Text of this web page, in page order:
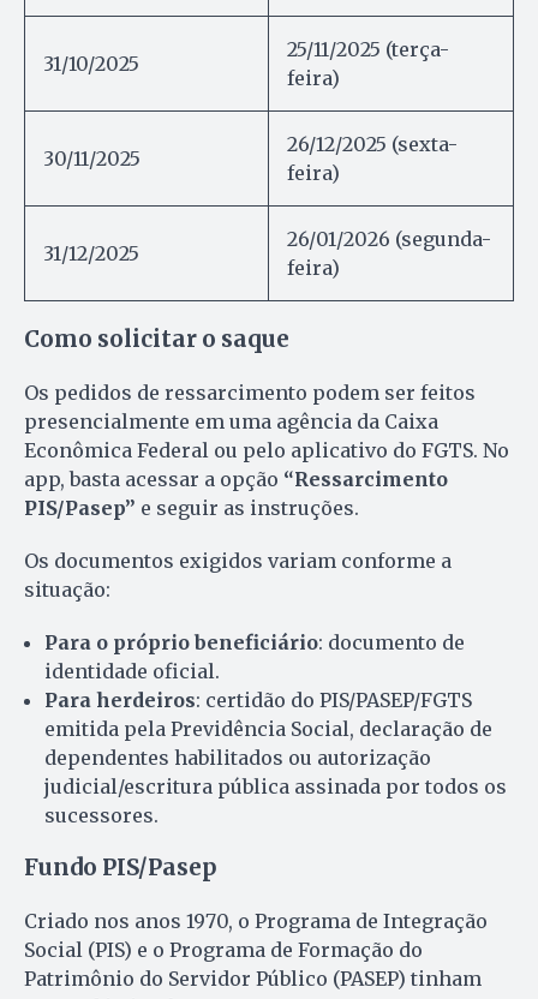
31/10/2025
25/11/2025 (terça-
feira)
30/11/2025
26/12/2025 (sexta-
feira)
31/12/2025
26/01/2026 (segunda-
feira)
Como solicitar o saque
Os pedidos de ressarcimento podem ser feitos
presencialmente em uma agência da Caixa
Econômica Federal ou pelo aplicativo do FGTS. No
app, basta acessar a opção “Ressarcimento
PIS/Pasep” e seguir as instruções.
Os documentos exigidos variam conforme a
situação:
Para o próprio beneficiário: documento de
identidade oficial.
Para herdeiros: certidão do PIS/PASEP/FGTS
emitida pela Previdência Social, declaração de
dependentes habilitados ou autorização
judicial/escritura pública assinada por todos os
sucessores.
Fundo PIS/Pasep
Criado nos anos 1970, o Programa de Integração
Social (PIS) e o Programa de Formação do
Patrimônio do Servidor Público (PASEP) tinham